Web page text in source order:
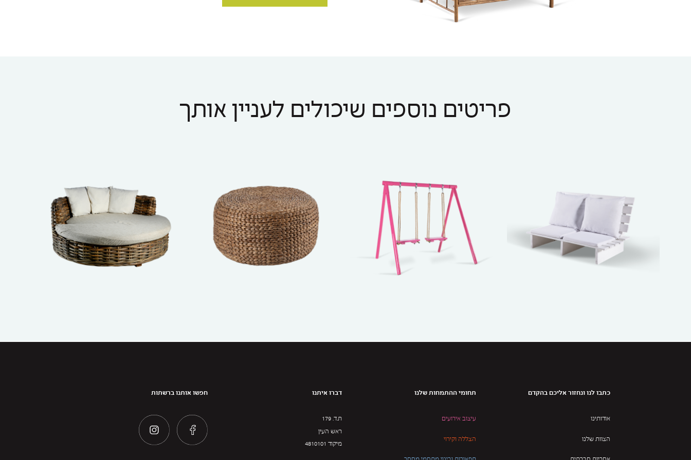
פריטים נוספים שיכולים לעניין אותך
כתבו לנו ונחזור אליכם בהקדם
אודותינו
הצוות שלנו
תחומי ההתמחות שלנו
עיצוב אירועים
הצללה וקירוי
דברו איתנו
ת.ד. 179
ראש העין
מיקוד 4810101
חפשו אותנו ברשתות